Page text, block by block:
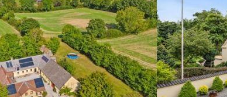
Frederiks,
7470
Karup
J